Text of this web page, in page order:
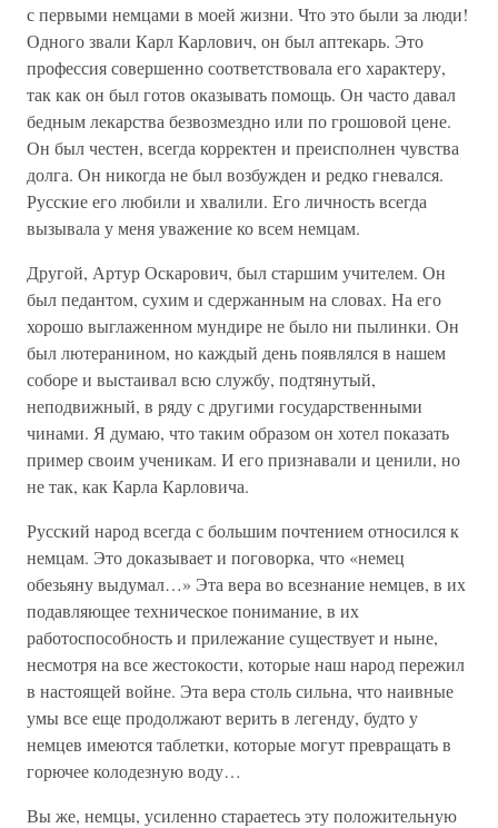
с первыми немцами в моей жизни. Что это были за люди!
Одного звали Карл Карлович, он был аптекарь. Это
профессия совершенно соответствовала его характеру,
так как он был готов оказывать помощь. Он часто давал
бедным лекарства безвозмездно или по грошовой цене.
Он был честен, всегда корректен и преисполнен чувства
долга. Он никогда не был возбужден и редко гневался.
Русские его любили и хвалили. Его личность всегда
вызывала у меня уважение ко всем немцам.
Другой, Артур Оскарович, был старшим учителем. Он
был педантом, сухим и сдержанным на словах. На его
хорошо выглаженном мундире не было ни пылинки. Он
был лютеранином, но каждый день появлялся в нашем
соборе и выстаивал всю службу, подтянутый,
неподвижный, в ряду с другими государственными
чинами. Я думаю, что таким образом он хотел показать
пример своим ученикам. И его признавали и ценили, но
не так, как Карла Карловича.
Русский народ всегда с большим почтением относился к
немцам. Это доказывает и поговорка, что «немец
обезьяну выдумал…» Эта вера во всезнание немцев, в их
подавляющее техническое понимание, в их
работоспособность и прилежание существует и ныне,
несмотря на все жестокости, которые наш народ пережил
в настоящей войне. Эта вера столь сильна, что наивные
умы все еще продолжают верить в легенду, будто у
немцев имеются таблетки, которые могут превращать в
горючее колодезную воду…
Вы же, немцы, усиленно стараетесь эту положительную